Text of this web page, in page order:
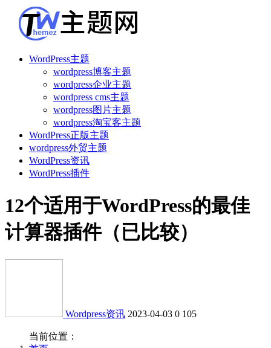
WordPress主题
wordpress博客主题
wordpress企业主题
wordpress cms主题
wordpress图片主题
wordpress淘宝客主题
WordPress正版主题
wordpress外贸主题
WordPress资讯
WordPress插件
12个适用于WordPress的最佳
计算器插件（已比较）
Wordpress资讯 2023-04-03 0 105
当前位置：